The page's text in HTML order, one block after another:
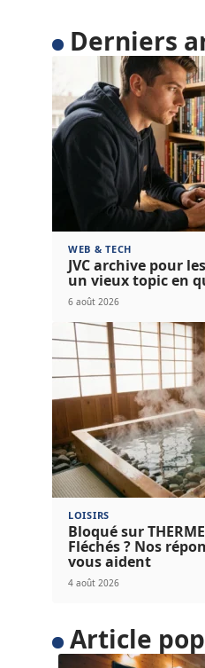
Derniers
WEB & TECH
JVC archive pour
un vieux topic en
6 août 2026
LOISIRS
Bloqué sur
Fléchés ? Nos
vous aident
4 août 2026
Article